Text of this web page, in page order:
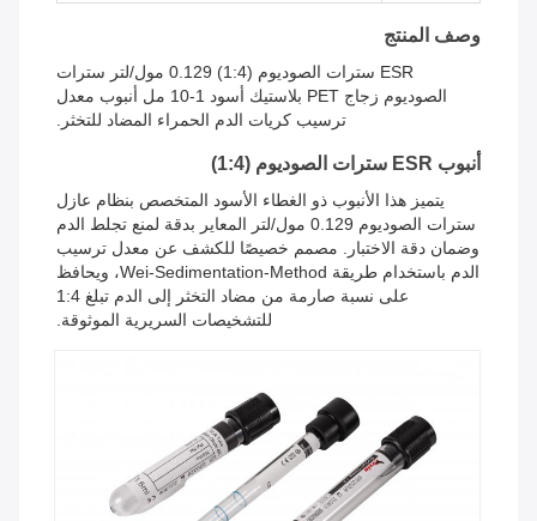
وصف المنتج
ESR سترات الصوديوم (1:4) 0.129 مول/لتر سترات
الصوديوم زجاج PET بلاستيك أسود 1-10 مل أنبوب معدل
ترسيب كريات الدم الحمراء المضاد للتخثر.
أنبوب ESR سترات الصوديوم (1:4)
يتميز هذا الأنبوب ذو الغطاء الأسود المتخصص بنظام عازل
سترات الصوديوم 0.129 مول/لتر المعاير بدقة لمنع تجلط الدم
وضمان دقة الاختبار. مصمم خصيصًا للكشف عن معدل ترسيب
الدم باستخدام طريقة Wei-Sedimentation-Method، ويحافظ
على نسبة صارمة من مضاد التخثر إلى الدم تبلغ 1:4
للتشخيصات السريرية الموثوقة.